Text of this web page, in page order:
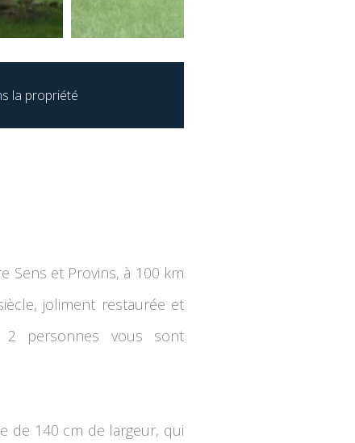
la propriété
Sens et Provins, à 100 km
joliment restaurée et
2 personnes vous sont
de 140 cm de largeur, qui